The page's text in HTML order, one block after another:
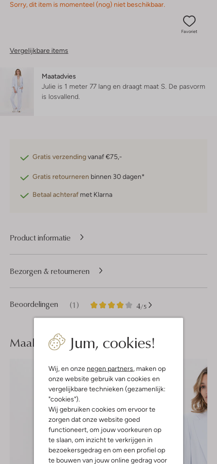
Jum, cookies!
Wij, en onze negen partners , maken op
onze website gebruik van cookies en
vergelijkbare technieken (gezamenlijk:
"cookies").
Wij gebruiken cookies om ervoor te
zorgen dat onze website goed
functioneert, om jouw voorkeuren op
te slaan, om inzicht te verkrijgen in
bezoekersgedrag en om een profiel op
te bouwen van jouw online gedrag voor
Sorry, dit item is momenteel (nog) niet beschikbaar.
Favoriet
Vergelijkbare items
Maatadvies
Julie is 1 meter 77 lang en draagt maat S. De pasvorm
is losvallend
Gratis verzendingvanaf €75,-
Gratis retourneren binnen 30 dagen*
Betaal achteraf met Klarna
Product informatie
Beoordelingen (1) 4/5
1
4
Sterren
Bezorgen & retourneren
Maak jelook compleet